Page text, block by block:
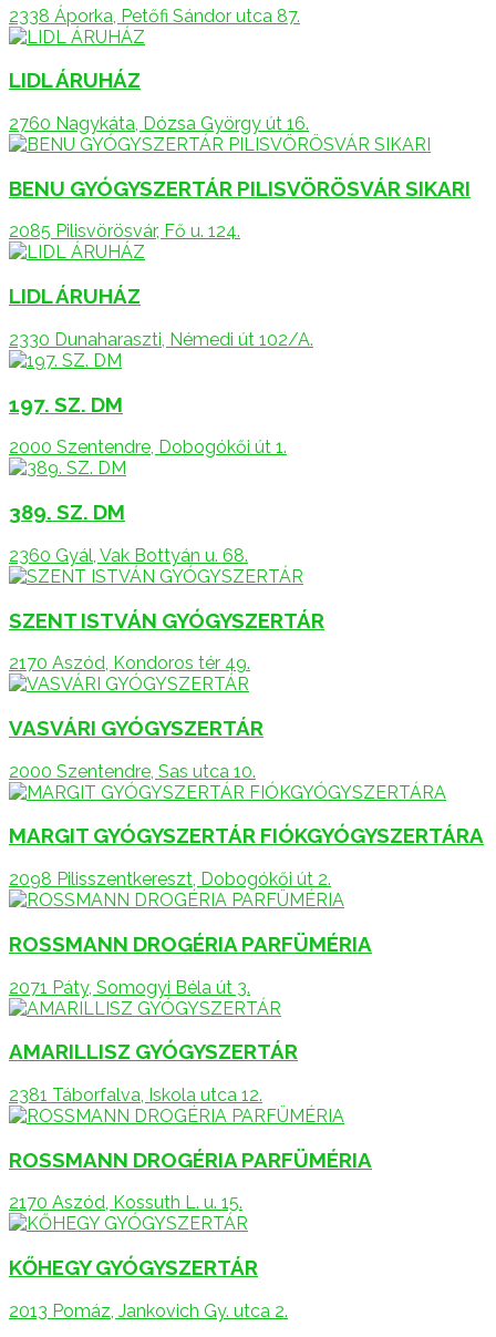
2338 Áporka, Petőfi Sándor utca 87.
LIDL ÁRUHÁZ
2760 Nagykáta, Dózsa György út 16.
BENU GYÓGYSZERTÁR PILISVÖRÖSVÁR SIKARI
2085 Pilisvörösvár, Fő u. 124.
LIDL ÁRUHÁZ
2330 Dunaharaszti, Némedi út 102/A.
197. SZ. DM
2000 Szentendre, Dobogókői út 1.
389. SZ. DM
2360 Gyál, Vak Bottyán u. 68.
SZENT ISTVÁN GYÓGYSZERTÁR
2170 Aszód, Kondoros tér 49.
VASVÁRI GYÓGYSZERTÁR
2000 Szentendre, Sas utca 10.
MARGIT GYÓGYSZERTÁR FIÓKGYÓGYSZERTÁRA
2098 Pilisszentkereszt, Dobogókői út 2.
ROSSMANN DROGÉRIA PARFÜMÉRIA
2071 Páty, Somogyi Béla út 3.
AMARILLISZ GYÓGYSZERTÁR
2381 Táborfalva, Iskola utca 12.
ROSSMANN DROGÉRIA PARFÜMÉRIA
2170 Aszód, Kossuth L. u. 15.
KŐHEGY GYÓGYSZERTÁR
2013 Pomáz, Jankovich Gy. utca 2.